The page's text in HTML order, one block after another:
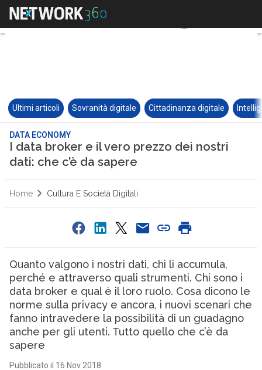
Ultimi articoli Sovranità digitale Cittadinanza digitale
DATA ECONOMY
I data broker e il vero prezzo dei nostri
dati: che c’è da sapere
Home Cultura E Società Digitali
Quanto valgono i nostri dati, chi li accumula,
perché e attraverso quali strumenti. Chi sono i
data broker e qual è il loro ruolo. Cosa dicono le
norme sulla privacy e ancora, i nuovi scenari che
fanno intravedere la possibilità di un guadagno
anche per gli utenti. Tutto quello che c’è da
sapere
Pubblicato il 16 Nov 2018